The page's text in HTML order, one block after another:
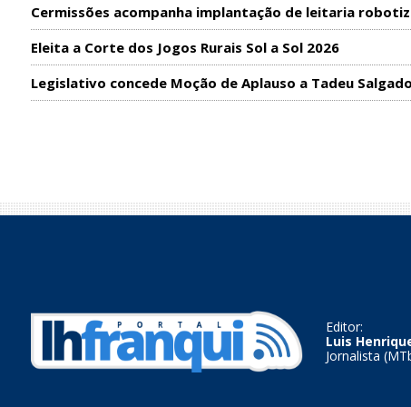
Cermissões acompanha implantação de leitaria
Eleita a Corte dos Jogos Rurais Sol a Sol 2026
Legislativo concede Moção de Aplauso a Tadeu Salgado
Editor:
Luis
Jornalista